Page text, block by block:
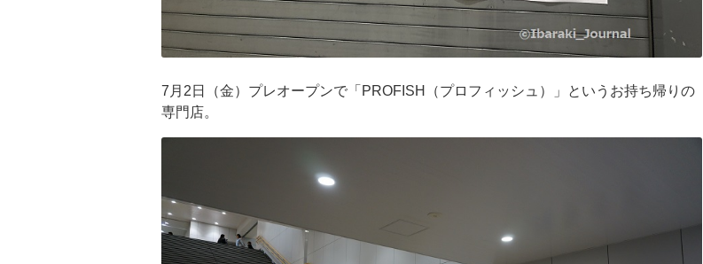
7月2日（金）プレオープンで「PROFISH（プロフィッシュ）」というお持ち帰りの
専門店。